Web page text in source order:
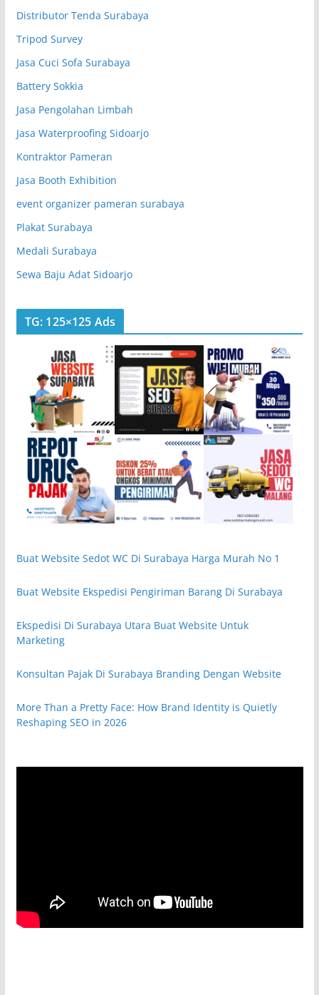
Distributor Tenda Surabaya
Tripod Survey
Jasa Cuci Sofa Surabaya
Battery Sokkia
Jasa Pengolahan Limbah
Jasa Waterproofing Sidoarjo
Kontraktor Pameran
Jasa Booth Exhibition
event organizer pameran surabaya
Plakat Surabaya
Medali Surabaya
Sewa Baju Adat Sidoarjo
TG: 125×125 Ads
Buat Website Sedot WC Di Surabaya Harga Murah No 1
Buat Website Ekspedisi Pengiriman Barang Di Surabaya
Ekspedisi Di Surabaya Utara Buat Website Untuk
Marketing
Konsultan Pajak Di Surabaya Branding Dengan Website
More Than a Pretty Face: How Brand Identity is Quietly
Reshaping SEO in 2026